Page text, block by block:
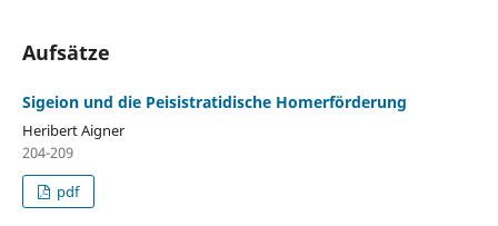
Aufsätze
Sigeion und die Peisistratidische Homerförderung
Heribert Aigner
204-209
pdf